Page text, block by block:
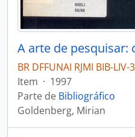
BR DFFUNAI RJMI BIB-
Item · 1997
Parte de Bibliográfico
Goldenberg, Mirian